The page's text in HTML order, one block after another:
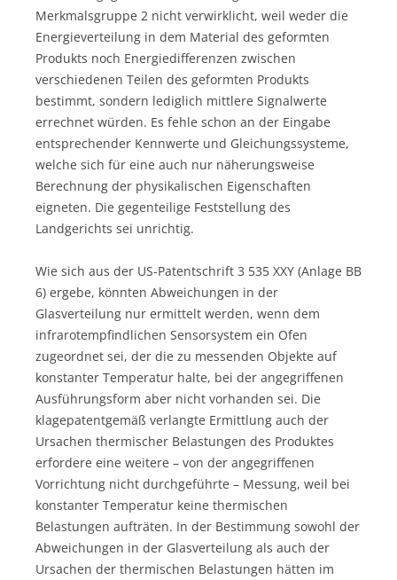
Merkmalsgruppe 2 nicht verwirklicht, weil weder die
Energieverteilung in dem Material des geformten
Produkts noch Energiedifferenzen zwischen
verschiedenen Teilen des geformten Produkts
bestimmt, sondern lediglich mittlere Signalwerte
errechnet würden. Es fehle schon an der Eingabe
entsprechender Kennwerte und Gleichungssysteme,
welche sich für eine auch nur näherungsweise
Berechnung der physikalischen Eigenschaften
eigneten. Die gegenteilige Feststellung des
Landgerichts sei unrichtig.
Wie sich aus der US-Patentschrift 3 535 XXY (Anlage BB
6) ergebe, könnten Abweichungen in der
Glasverteilung nur ermittelt werden, wenn dem
infrarotempfindlichen Sensorsystem ein Ofen
zugeordnet sei, der die zu messenden Objekte auf
konstanter Temperatur halte, bei der angegriffenen
Ausführungsform aber nicht vorhanden sei. Die
klagepatentgemäß verlangte Ermittlung auch der
Ursachen thermischer Belastungen des Produktes
erfordere eine weitere – von der angegriffenen
Vorrichtung nicht durchgeführte – Messung, weil bei
konstanter Temperatur keine thermischen
Belastungen aufträten. In der Bestimmung sowohl der
Abweichungen in der Glasverteilung als auch der
Ursachen der thermischen Belastungen hätten im